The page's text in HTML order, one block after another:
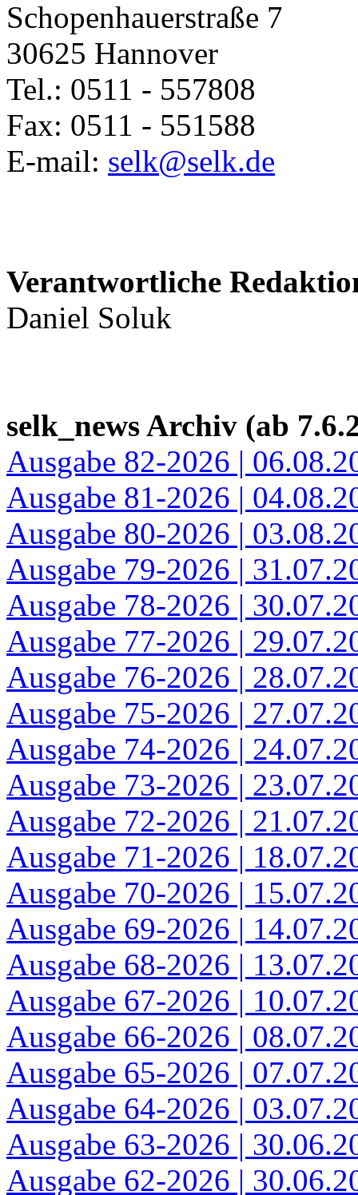
Schopenhauerstraße 7
30625 Hannover
Tel.: 0511 - 557808
Fax: 0511 - 551588
E-mail: selk@selk.de
Verantwortliche
Daniel Soluk
selk_news Archiv (ab
Ausgabe 82-2026 |
Ausgabe 81-2026 |
Ausgabe 80-2026 |
Ausgabe 79-2026 |
Ausgabe 78-2026 |
Ausgabe 77-2026 |
Ausgabe 76-2026 |
Ausgabe 75-2026 |
Ausgabe 74-2026 |
Ausgabe 73-2026 |
Ausgabe 72-2026 |
Ausgabe 71-2026 |
Ausgabe 70-2026 |
Ausgabe 69-2026 |
Ausgabe 68-2026 |
Ausgabe 67-2026 |
Ausgabe 66-2026 |
Ausgabe 65-2026 |
Ausgabe 64-2026 |
Ausgabe 63-2026 |
Ausgabe 62-2026 |